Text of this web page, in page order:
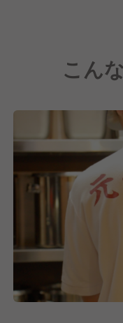
【実力・やる気主
運営元の風土とし
昇給に関しても役
ち上げに携わった
分還元されます。
そのため、自身の頑
ていける環境です！
こん